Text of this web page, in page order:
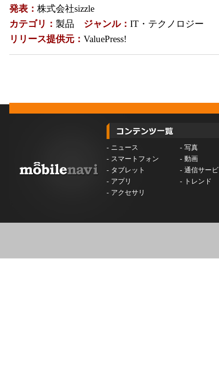
発表： 株式会社sizzle
カテゴリ： 製品 ジャンル： IT・テクノロジー
リリース提供元： ValuePress!
- ニュース - 写真
- スマートフォン - 動画
- タブレット - 通信サー
- アプリ -
トレンド
- アクセサリ